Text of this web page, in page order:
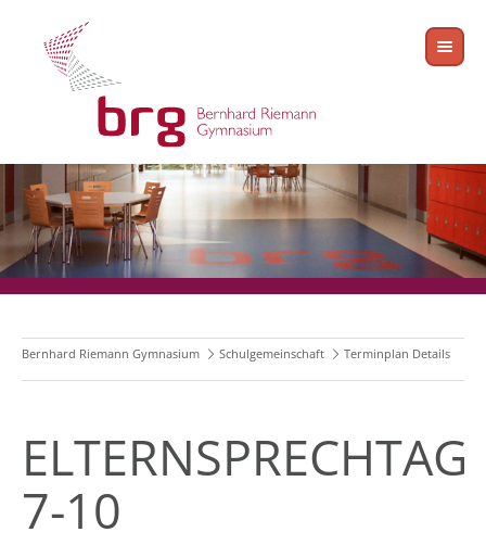
Bernhard Riemann Gymnasium Schulgemeinschaft Terminplan Details
ELTERNSPRECHTAG
7-10